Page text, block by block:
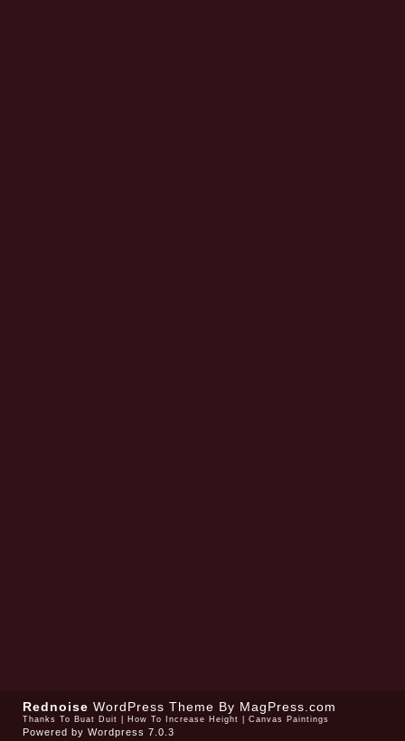
Rednoise WordPress Theme By MagPress.com
Thanks To Buat Duit How To Increase Height Canvas Paintings
Powered by Wordpress 7.0.3